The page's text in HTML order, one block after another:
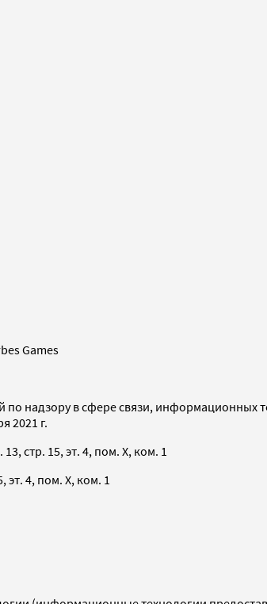
Games
по надзору в сфере связи,
2021 г.
стр. 15, эт. 4, пом. X, ком. 1
эт. 4, пом. X, ком. 1